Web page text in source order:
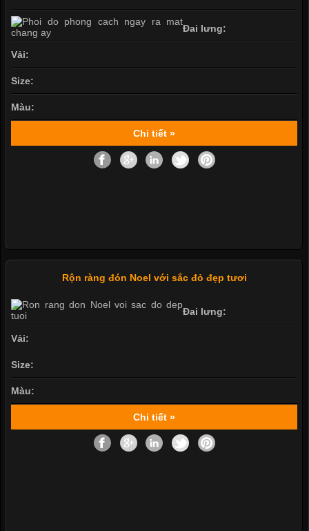
Đai lưng:
Vải:
Size:
Màu:
Chi tiết »
Rộn ràng đón Noel với sắc đỏ đẹp tươi
Đai lưng:
Vải:
Size:
Màu:
Chi tiết »